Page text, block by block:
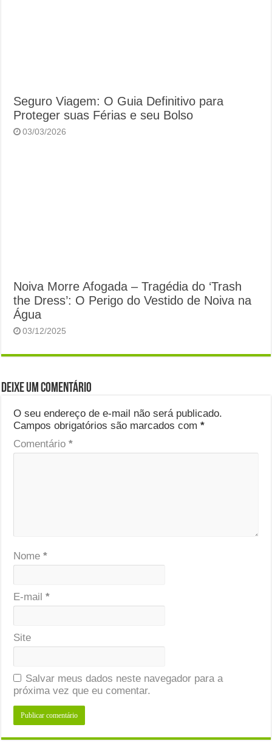
Seguro Viagem: O Guia Definitivo para
Proteger suas Férias e seu Bolso
03/03/2026
Noiva Morre Afogada – Tragédia do ‘Trash
the Dress’: O Perigo do Vestido de Noiva na
Água
03/12/2025
Deixe um comentário
O seu endereço de e-mail não será publicado.
Campos obrigatórios são marcados com*
Comentário*
Nome*
E-mail*
Site
Salvar meus dados neste navegador para a
próxima vez que eu comentar.